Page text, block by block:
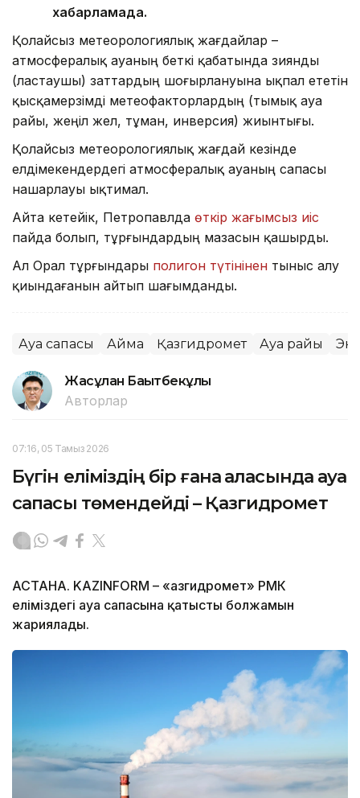
хабарламада.
Қолайсыз метеорологиялық жағдайлар –
атмосфералық ауаның беткі қабатында зиянды
(ластаушы) заттардың шоғырлануына ықпал ететін
қысқамерзімді метеофакторлардың (тымық ауа
райы, жеңіл жел, тұман, инверсия) жиынтығы.
Қолайсыз метеорологиялық жағдай кезінде
елдімекендердегі атмосфералық ауаның сапасы
нашарлауы ықтимал.
Айта кетейік, Петропавлда өткір жағымсыз иіс
пайда болып, тұрғындардың мазасын қашырды.
Ал Орал тұрғындары полигон түтінінен тыныс алу
қиындағанын айтып шағымданды.
Ауа сапасы Аймақ Қазгидромет Ауа райы
Жасұлан Бақытбекұлы
Авторлар
07:16, 05 Тамыз 2026
Бүгін еліміздің бір ғана қаласында ауа
сапасы төмендейді – Қазгидромет
АСТАНА. KAZINFORM – «Қазгидромет» РМК
еліміздегі ауа сапасына қатысты болжамын
жариялады.